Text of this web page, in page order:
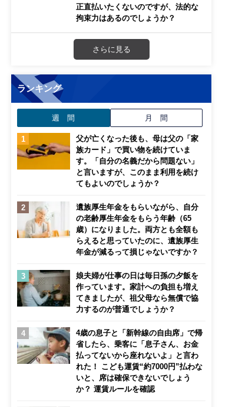
正直払いたくないのですが、法的な
拘束力はあるのでしょうか？
さらに見る
ランキング
週 間 月 間
父が亡くなった後も、母は父の「家
族カード」で買い物を続けていま
す。「自分の名義だから問題ない」
と言いますが、このまま利用を続け
てもよいのでしょうか？
遺族厚生年金をもらいながら、自分
の老齢厚生年金をもらう年齢（65
歳）になりました。両方とも全額も
らえると思っていたのに、遺族厚生
年金が減るって損じゃないですか？
娘夫婦が仕事の日は毎日孫の夕飯を
作っています。家計への負担も増え
てきましたが、祖父母なら無償で協
力するのが普通でしょうか？
4歳の息子と「新幹線の自由席」で帰
省したら、乗客に「息子さん、お金
払ってないから座れないよ」と言わ
れた！ こども運賃“約7000円”払わな
いと、席は確保できないでしょう
か？ 運賃ルールを確認